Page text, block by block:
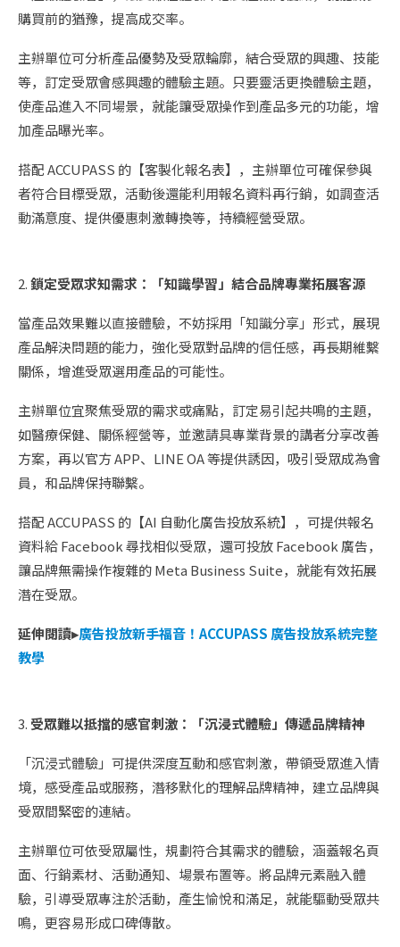
購買前的猶豫，提高成交率。
主辦單位可分析產品優勢及受眾輪廓，結合受眾的興趣、技能
等，訂定受眾會感興趣的體驗主題。只要靈活更換體驗主題，
使產品進入不同場景，就能讓受眾操作到產品多元的功能，增
加產品曝光率。
搭配 ACCUPASS 的【客製化報名表】，主辦單位可確保參與
者符合目標受眾，活動後還能利用報名資料再行銷，如調查活
動滿意度、提供優惠刺激轉換等，持續經營受眾。
2.鎖定受眾求知需求：「知識學習」結合品牌專業拓展客源
當產品效果難以直接體驗，不妨採用「知識分享」形式，展現
產品解決問題的能力，強化受眾對品牌的信任感，再長期維繫
關係，增進受眾選用產品的可能性。
主辦單位宜聚焦受眾的需求或痛點，訂定易引起共鳴的主題，
如醫療保健、關係經營等，並邀請具專業背景的講者分享改善
方案，再以官方 APP、LINE OA 等提供誘因，吸引受眾成為會
員，和品牌保持聯繫。
搭配 ACCUPASS 的【AI 自動化廣告投放系統】，可提供報名
資料給 Facebook 尋找相似受眾，還可投放 Facebook 廣告，
讓品牌無需操作複雜的 Meta Business Suite，就能有效拓展
潛在受眾。
延伸閱讀▸廣告投放新手福音！ACCUPASS 廣告投放系統完整
教學
3. 受眾難以抵擋的感官刺激：「沉浸式體驗」傳遞品牌精神
「沉浸式體驗」可提供深度互動和感官刺激，帶領受眾進入情
境，感受產品或服務，潛移默化的理解品牌精神，建立品牌與
受眾間緊密的連結。
主辦單位可依受眾屬性，規劃符合其需求的體驗，涵蓋報名頁
面、行銷素材、活動通知、場景布置等。將品牌元素融入體
驗，引導受眾專注於活動，產生愉悅和滿足，就能驅動受眾共
鳴，更容易形成口碑傳散。